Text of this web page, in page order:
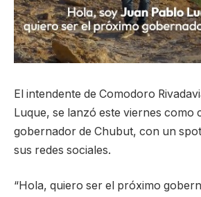
El intendente de Comodoro
Luque, se lanzó este viernes como
gobernador de Chubut, con un
sus redes sociales.
“Hola, quiero ser el próximo